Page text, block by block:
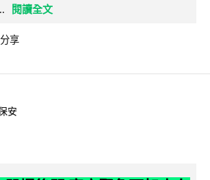
閱讀全文
分享
安